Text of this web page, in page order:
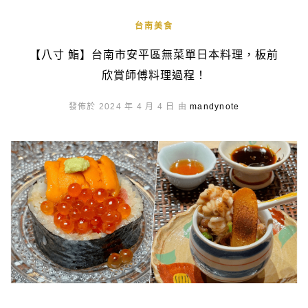
台南美食
【八寸 鮨】台南市安平區無菜單日本料理，板前
欣賞師傅料理過程！
發佈於 2024 年 4 月 4 日 由 mandynote